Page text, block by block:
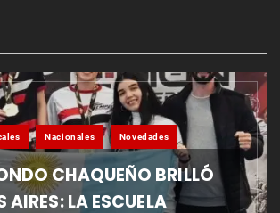
Nacionales Novedades
CHAQUEÑO BRILLÓ
AIRES: LA ESCUELA